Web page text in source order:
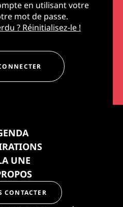
en utilisant votre
mot de passe.
? Réinitialisez-le !
UNE
CONTACTER